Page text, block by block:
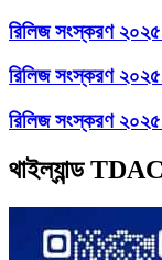
রিলিজ সংস্করণ
রিলিজ সংস্করণ
রিলিজ সংস্করণ
থাইল্যান্ড